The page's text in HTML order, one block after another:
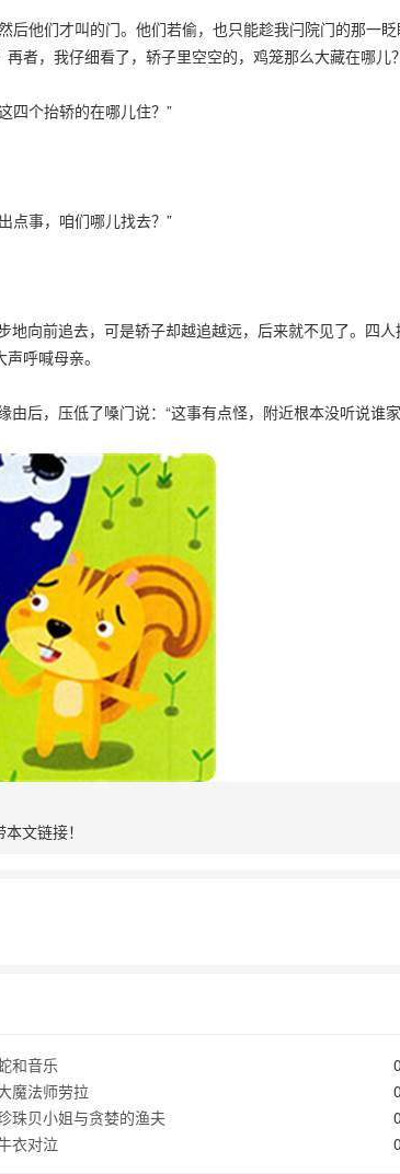
他们才叫的门。他们若偷，也只能趁我闩院门的那一眨
者，我仔细看了，轿子里空空的，鸡笼那么大藏在哪儿？
个抬轿的在哪儿住？”
事，咱们哪儿找去？”
向前追去，可是轿子却越追越远，后来就不见了。四人
呼喊母亲。
后，压低了嗓门说：“这事有点怪，附近根本没听说谁
文链接！
和音乐
魔法师劳拉
珠贝小姐与贪婪的渔夫
衣对泣